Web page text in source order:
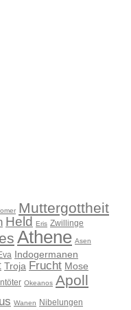
Muttergottheit
Held Eris Zwillinge
Athene Asen
Indogermanen
Troja Frucht Mose
Okeanos Apoll
Wanen Nibelungen